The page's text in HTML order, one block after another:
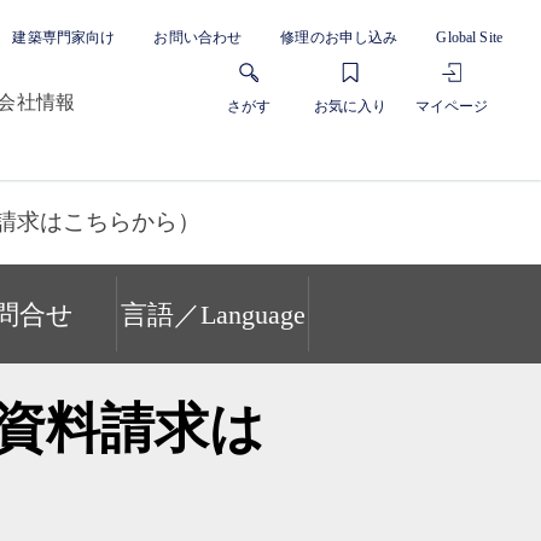
社情報 さがす お気に入り マイページ
建築専門家向け お問い合わせ 修理のお申し込み Global Site
はこちらから）
合せ 言語／Language
料請求は